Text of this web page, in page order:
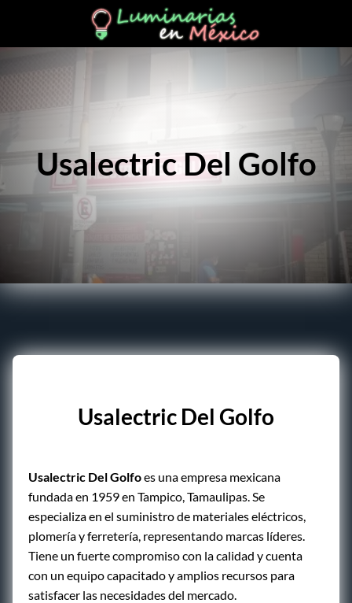
Usalectric Del Golfo
Usalectric Del Golfo
Usalectric Del Golfoes una empresa mexicana
fundada en 1959 en Tampico, Tamaulipas. Se
especializa en el suministro de materiales eléctricos,
plomería y ferretería, representando marcas líderes.
Tiene un fuerte compromiso con la calidad y cuenta
con un equipo capacitado y amplios recursos para
satisfacer las necesidades del mercado.